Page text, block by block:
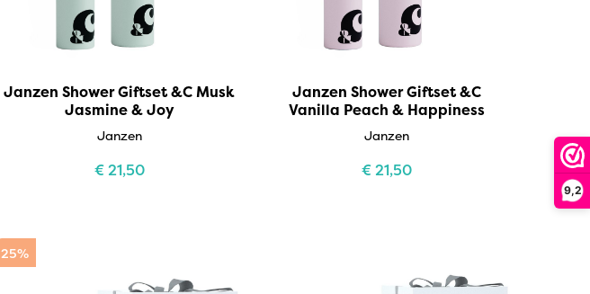
9,2
Janzen Shower Giftset &C Musk
Jasmine & Joy
Janzen
€21,50
Janzen Shower Giftset &C
Vanilla Peach & Happiness
Janzen
€21,50
25%